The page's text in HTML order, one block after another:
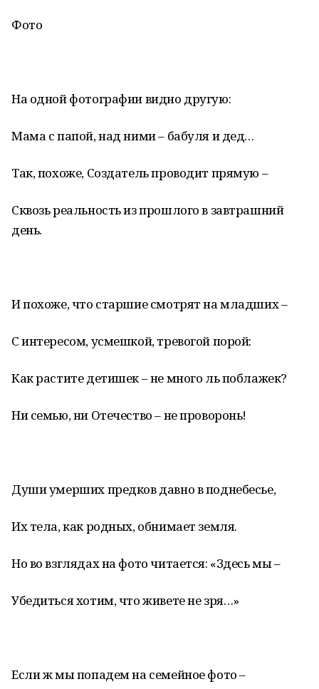
Фото
На одной фотографии видно другую:
Мама с папой, над ними – бабуля и дед…
Так, похоже, Создатель проводит прямую –
Сквозь реальность из прошлого в завтрашний
день.
И похоже, что старшие смотрят на младших –
С интересом, усмешкой, тревогой порой:
Как растите детишек – не много ль поблажек?
Ни семью, ни Отечество – не проворонь!
Души умерших предков давно в поднебесье,
Их тела, как родных, обнимает земля.
Но во взглядах на фото читается: «Здесь мы –
Убедиться хотим, что живете не зря…»
Если ж мы попадем на семейное фото –